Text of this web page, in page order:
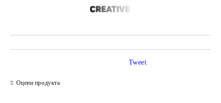
Оцени продукта
Tweet